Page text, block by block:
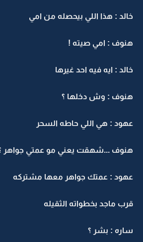
خالد : هذا اللي بيحصله من امي
هنوف : امي صيته !
خالد : ايه فيه احد غيرها
هنوف : وش دخلها ؟
عهود : هي اللي حاطه السحر
هنوف ...شهقت يعني مو عمتي جواهر
عهود : عمتك جواهر معها مشتركه
قرب ماجد بخطواته الثقيله
ساره : بشر ؟